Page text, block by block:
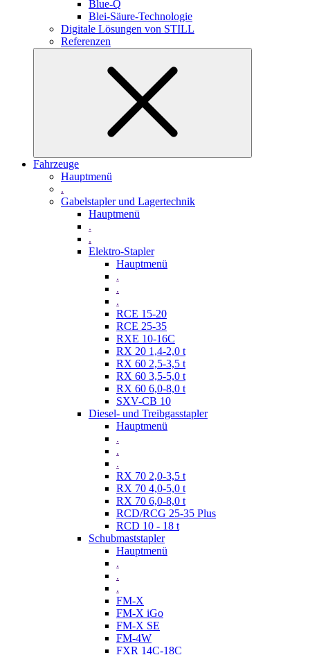
Blue-Q
Blei-Säure-Technologie
Digitale Lösungen von STILL
Referenzen
Fahrzeuge
Hauptmenü
.
Gabelstapler und Lagertechnik
Hauptmenü
.
.
Elektro-Stapler
Hauptmenü
.
.
.
RCE 15-20
RCE 25-35
RXE 10-16C
RX 20 1,4-2,0 t
RX 60 2,5-3,5 t
RX 60 3,5-5,0 t
RX 60 6,0-8,0 t
SXV-CB 10
Diesel- und Treibgasstapler
Hauptmenü
.
.
.
RX 70 2,0-3,5 t
RX 70 4,0-5,0 t
RX 70 6,0-8,0 t
RCD/RCG 25-35 Plus
RCD 10 - 18 t
Schubmaststapler
Hauptmenü
.
.
.
FM-X
FM-X iGo
FM-X SE
FM-4W
FXR 14C-18C